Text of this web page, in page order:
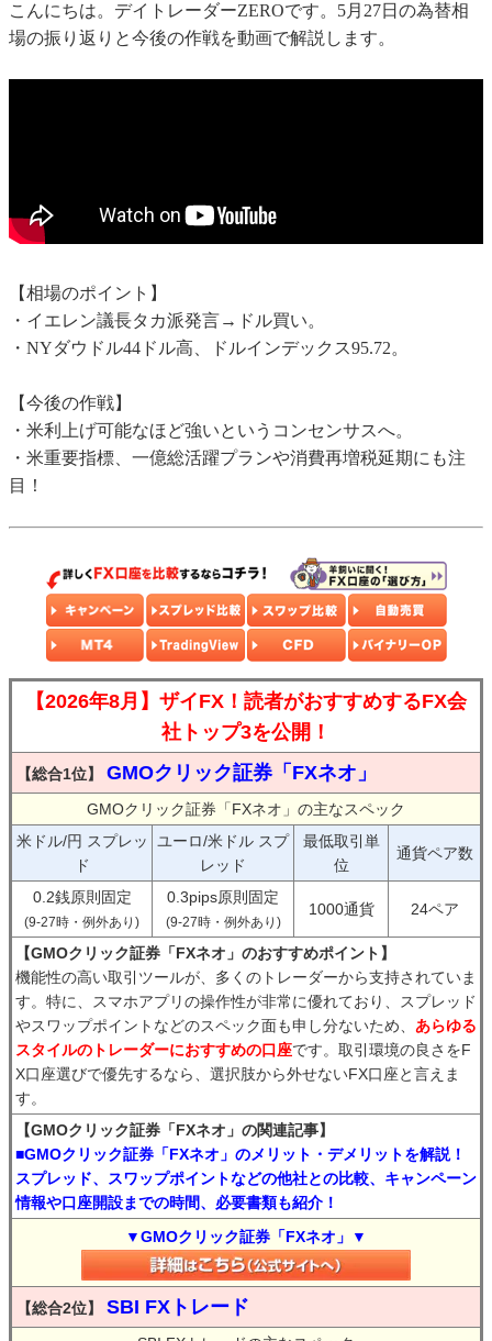
こんにちは。デイトレーダーZEROです。5月27日の為替相
場の振り返りと今後の作戦を動画で解説します。
【相場のポイント】
・イエレン議長タカ派発言→ドル買い。
・NYダウドル44ドル高、ドルインデックス95.72。
【今後の作戦】
・米利上げ可能なほど強いというコンセンサスへ。
・米重要指標、一億総活躍プランや消費再増税延期にも注
目！
【2026年8月】ザイFX！読者がおすすめするFX会
社トップ3を公開！
【総合1位】 GMOクリック証券「FXネオ」
GMOクリック証券「FXネオ」の主なスペック
米ドル/円 スプレッ
ド
ユーロ/米ドル スプ
レッド
最低取引単
位
通貨ペア数
0.2銭原則固定
(9-27時・例外あり)
0.3pips原則固定
(9-27時・例外あり)
1000通貨 24ペア
【GMOクリック証券「FXネオ」のおすすめポイント】
機能性の高い取引ツールが、多くのトレーダーから支持されていま
す。特に、スマホアプリの操作性が非常に優れており、スプレッド
やスワップポイントなどのスペック面も申し分ないため、 あらゆる
スタイルのトレーダーにおすすめの口座です。取引環境の良さをF
X口座選びで優先するなら、選択肢から外せないFX口座と言えま
す。
【GMOクリック証券「FXネオ」の関連記事】
■GMOクリック証券「FXネオ」のメリット・デメリットを解説！
スプレッド、スワップポイントなどの他社との比較、キャンペーン
情報や口座開設までの時間、必要書類も紹介！
▼GMOクリック証券「FXネオ」▼
【総合2位】 SBI FXトレード